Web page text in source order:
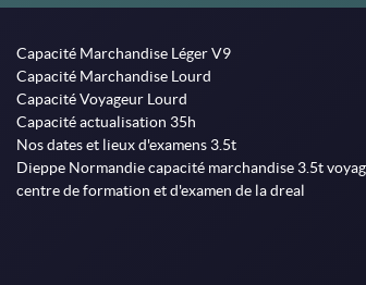
Capacité Marchandise Léger V9
Capacité Marchandise Lourd
Capacité Voyageur Lourd
Capacité actualisation 35h
Nos dates et lieux d'examens 3.5t
Dieppe Normandie capacité marchandise 3.5t
centre de formation et d'examen de la dreal